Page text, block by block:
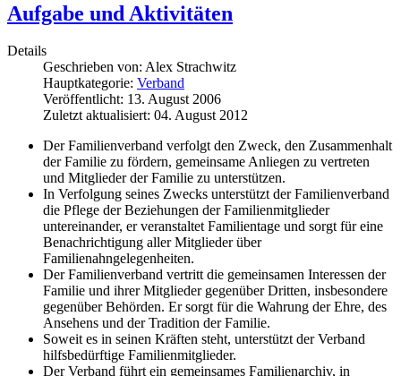
Aufgabe und Aktivitäten
Details
Geschrieben von: Alex Strachwitz
Hauptkategorie: Verband
Veröffentlicht: 13. August 2006
Zuletzt aktualisiert: 04. August 2012
Der Familienverband verfolgt den Zweck, den Zusammenhalt
der Familie zu fördern, gemeinsame Anliegen zu vertreten
und Mitglieder der Familie zu unterstützen.
In Verfolgung seines Zwecks unterstützt der Familienverband
die Pflege der Beziehungen der Familienmitglieder
untereinander, er veranstaltet Familientage und sorgt für eine
Benachrichtigung aller Mitglieder über
Familienahngelegenheiten.
Der Familienverband vertritt die gemeinsamen Interessen der
Familie und ihrer Mitglieder gegenüber Dritten, insbesondere
gegenüber Behörden. Er sorgt für die Wahrung der Ehre, des
Ansehens und der Tradition der Familie.
Soweit es in seinen Kräften steht, unterstützt der Verband
hilfsbedürftige Familienmitglieder.
Der Verband führt ein gemeinsames Familienarchiv, in